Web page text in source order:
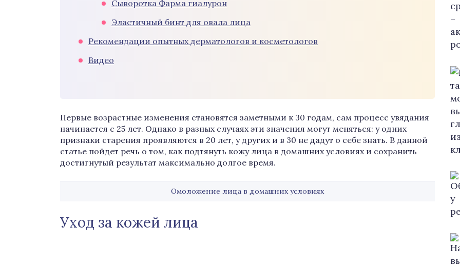
Сыворотка Фарма гиалурон
Эластичный бинт для овала лица
Рекомендации опытных дерматологов и косметологов
Видео
Первые возрастные изменения становятся заметными к 30 годам, сам процесс увядания
начинается с 25 лет. Однако в разных случаях эти значения могут меняться: у одних
признаки старения проявляются в 20 лет, у других и в 30 не дадут о себе знать. В данной
статье пойдет речь о том, как подтянуть кожу лица в домашних условиях и сохранить
достигнутый результат максимально долгое время.
Омоложение лица в домашних условиях
Уход за кожей лица